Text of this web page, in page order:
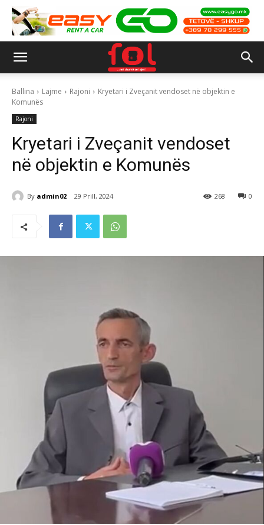
Ballina Lajme Rajoni
Kryetari i Zveçanit vendoset në objektin e
Komunës
Rajoni
Kryetari i Zveçanit vendoset
në objektin e Komunës
By admin02 29 Prill, 2024 0
268